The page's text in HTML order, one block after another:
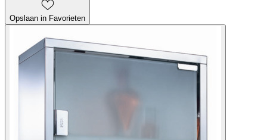
Opslaan in Favorieten